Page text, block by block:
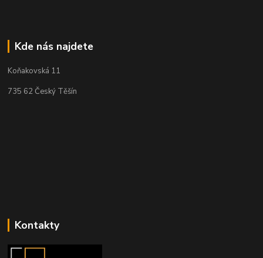
Kde nás najdete
Koňakovská 11
735 62 Český Těšín
Kontakty